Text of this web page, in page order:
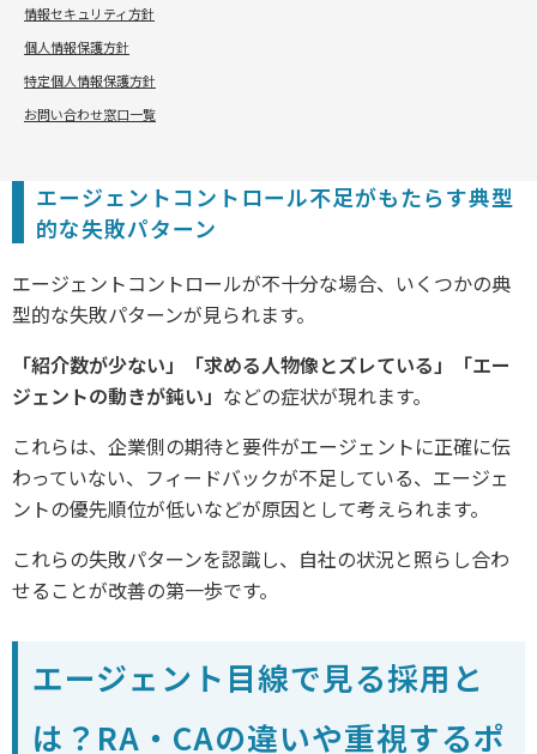
情報セキュリティ方針
個人情報保護方針
特定個人情報保護方針
お問い合わせ窓口一覧
これらの変化に対応できない企業は、採用コストの増加と
採用成功率の低下という悪循環に陥るリスクがあります。
*1.一般職業紹介状況(令和7年3月分) 参考統計表 常用(除パ
ート)｜厚生労働省
エージェントコントロール不足がもたらす典型
的な失敗パターン
エージェントコントロールが不十分な場合、いくつかの典
型的な失敗パターンが見られます。
「紹介数が少ない」「求める人物像とズレている」「エー
ジェントの動きが鈍い」 などの症状が現れます。
これらは、企業側の期待と要件がエージェントに正確に伝
わっていない、フィードバックが不足している、エージェ
ントの優先順位が低いなどが原因として考えられます。
これらの失敗パターンを認識し、自社の状況と照らし合わ
せることが改善の第一歩です。
エージェント目線で見る採用と
は？RA・CAの違いや重視するポ